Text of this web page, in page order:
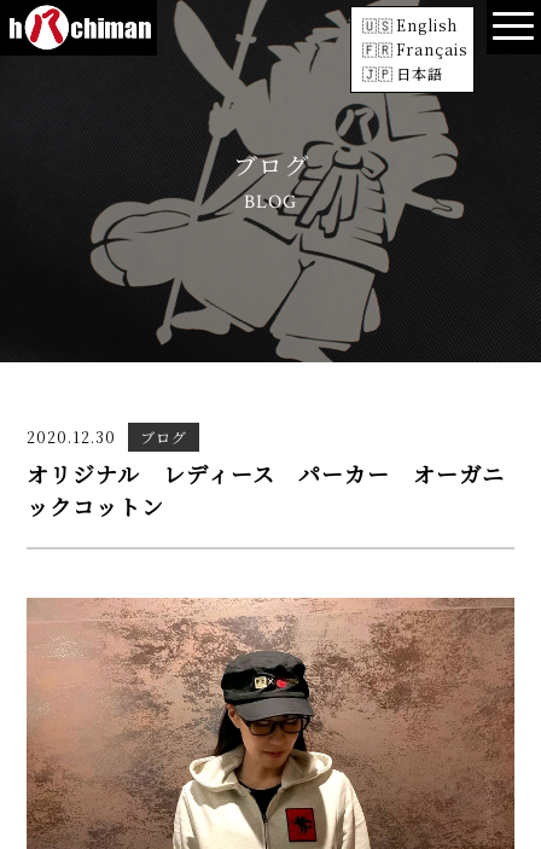
English
Français
日本語
ブログ
BLOG
2020.12.30 ブログ
オリジナル レディース パーカー オーガニ
ックコットン